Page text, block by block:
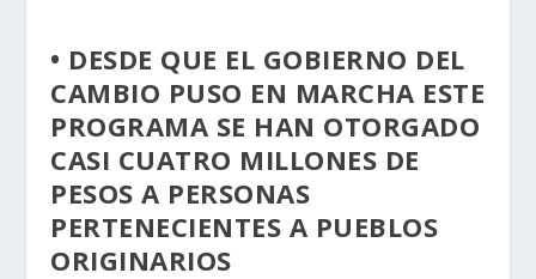
• DESDE QUE EL GOBIERNO DEL
CAMBIO PUSO EN MARCHA ESTE
PROGRAMA SE HAN OTORGADO
CASI CUATRO MILLONES DE
PESOS A PERSONAS
PERTENECIENTES A PUEBLOS
ORIGINARIOS